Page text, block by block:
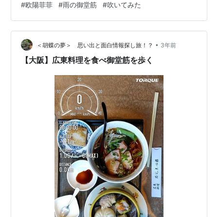
#欧陽菲菲 #雨の御堂筋 #吹いてみた
＜胡蝶の夢＞ 思い出と面白情報探し旅！？ • 3年前
【大阪】広東料理を食べ御堂筋を歩く